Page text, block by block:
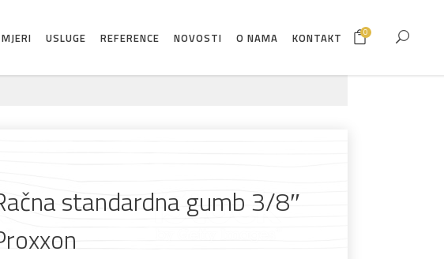
USLUGE REFERENCE NOVOSTI O NAMA KONTAKT 0
standardna gumb 3/8″